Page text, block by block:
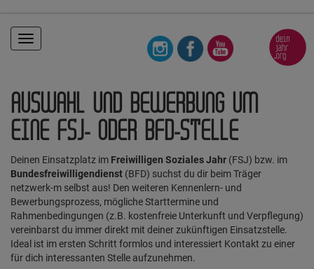
Toggle
navigation
AUSWAHL UND BEWERBUNG UM
EINE FSJ- ODER BFD-STELLE
Deinen Einsatzplatz im Freiwilligen Soziales Jahr (FSJ) bzw. im
Bundesfreiwilligendienst (BFD) suchst du dir beim Träger
netzwerk-m selbst aus! Den weiteren Kennenlern- und
Bewerbungsprozess, mögliche Starttermine und
Rahmenbedingungen (z.B. kostenfreie Unterkunft und Verpflegung)
vereinbarst du immer direkt mit deiner zukünftigen Einsatzstelle.
Ideal ist im ersten Schritt formlos und interessiert Kontakt zu einer
für dich interessanten Stelle aufzunehmen.